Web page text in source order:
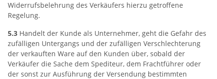
Widerrufsbelehrung des Verkäufers hierzu getroffene
Regelung.
5.3 Handelt der Kunde als Unternehmer, geht die Gefahr des
zufälligen Untergangs und der zufälligen Verschlechterung
der verkauften Ware auf den Kunden über, sobald der
Verkäufer die Sache dem Spediteur, dem Frachtführer oder
der sonst zur Ausführung der Versendung bestimmten